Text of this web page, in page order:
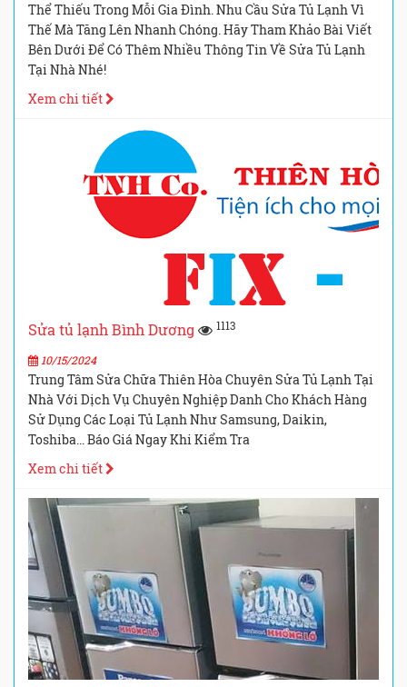
Thể Thiếu Trong Mỗi Gia Đình. Nhu Cầu Sửa Tủ Lạnh Vì
Thế Mà Tăng Lên Nhanh Chóng. Hãy Tham Khảo Bài Viết
Bên Dưới Để Có Thêm Nhiều Thông Tin Về Sửa Tủ Lạnh
Tại Nhà Nhé!
Xem chi tiết
Sửa tủ lạnh Bình Dương 1113
10/15/2024
Trung Tâm Sửa Chữa Thiên Hòa Chuyên Sửa Tủ Lạnh Tại
Nhà Với Dịch Vụ Chuyên Nghiệp Danh Cho Khách Hàng
Sử Dụng Các Loại Tủ Lạnh Như Samsung, Daikin,
Toshiba... Báo Giá Ngay Khi Kiểm Tra
Xem chi tiết